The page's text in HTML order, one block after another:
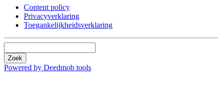
Content policy
Privacyverklaring
Toegankelijkheidsverklaring
Zoek
Powered by Deedmob tools